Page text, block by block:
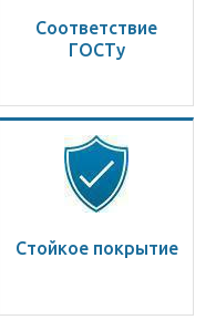
Соответствие
ГОСТу
Стойкое покрытие